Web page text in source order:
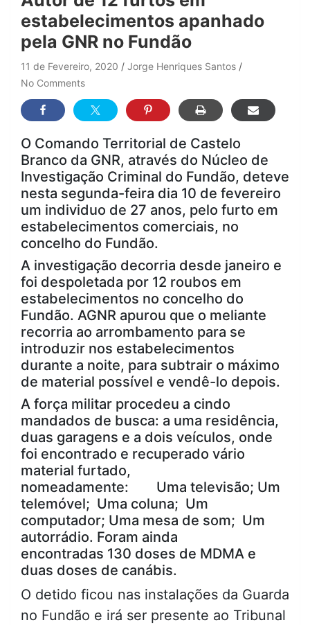
estabelecimentos apanhado
pela GNR no Fundão
11 de Fevereiro, 2020
Jorge Henriques Santos
No Comments
O Comando Territorial de Castelo
Branco da GNR, através do Núcleo de
Investigação Criminal do Fundão, deteve
nesta segunda-feira dia 10 de fevereiro
um individuo de 27 anos, pelo furto em
estabelecimentos comerciais, no
concelho do Fundão.
A investigação decorria desde janeiro e
foi despoletada por 12 roubos em
estabelecimentos no concelho do
Fundão. AGNR apurou que o meliante
recorria ao arrombamento para se
introduzir nos estabelecimentos
durante a noite, para subtrair o máximo
de material possível e vendê-lo depois.
A força militar procedeu a cindo
mandados de busca: a uma residência,
duas garagens e a dois veículos, onde
foi encontrado e recuperado vário
material furtado,
nomeadamente: Uma televisão; Um
telemóvel; Uma coluna; Um
computador; Uma mesa de som; Um
autorrádio. Foram ainda
encontradas 130 doses de MDMA e
duas doses de canábis.
O detido ficou nas instalações da Guarda
no Fundão e irá ser presente ao Tribunal